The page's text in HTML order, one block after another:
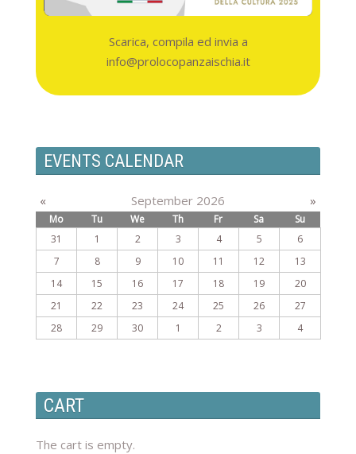
Scarica, compila ed invia a
info@prolocopanzaischia.it
EVENTS CALENDAR
« September 2026 »
Mo Tu We Th Fr Sa
Su
31
1 2 3 4 5
6
7
8 9 10 11 12
13
14
15 16 17 18 19
20
21
22 23 24 25 26
27
28
29 30 1 2 3 4
CART
The cart is empty.